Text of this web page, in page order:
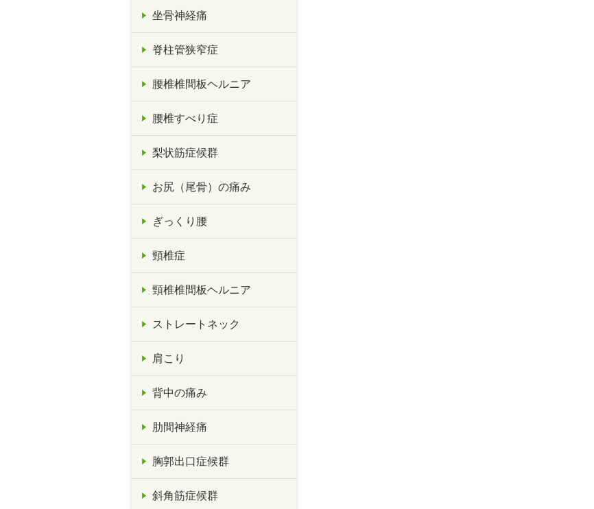
坐骨神経痛
脊柱管狭窄症
腰椎椎間板ヘルニア
腰椎すべり症
梨状筋症候群
お尻（尾骨）の痛み
ぎっくり腰
頸椎症
頸椎椎間板ヘルニア
ストレートネック
肩こり
背中の痛み
肋間神経痛
胸郭出口症候群
斜角筋症候群